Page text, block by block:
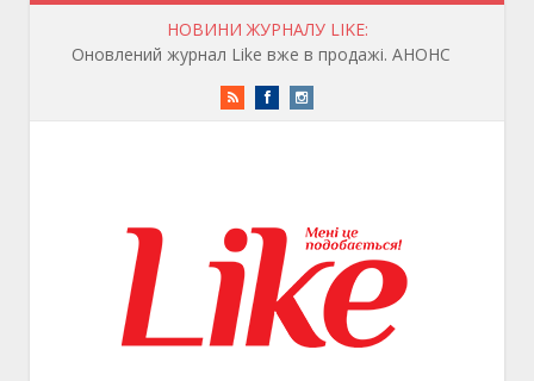
НОВИНИ ЖУРНАЛУ LIKE:
Оновлений журнал Like вже в продажі. АНОНС
RSS FacebookInstagram